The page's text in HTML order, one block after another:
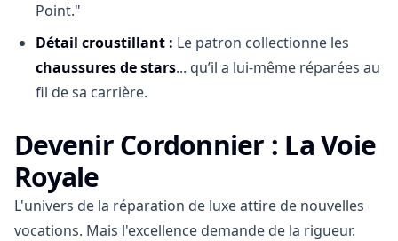
Point."
Détail croustillant : Le patron collectionne les
chaussures de stars... qu’il a lui-même réparées au
fil de sa carrière.
Devenir Cordonnier : La Voie
Royale
L'univers de la réparation de luxe attire de nouvelles
vocations. Mais l'excellence demande de la rigueur.